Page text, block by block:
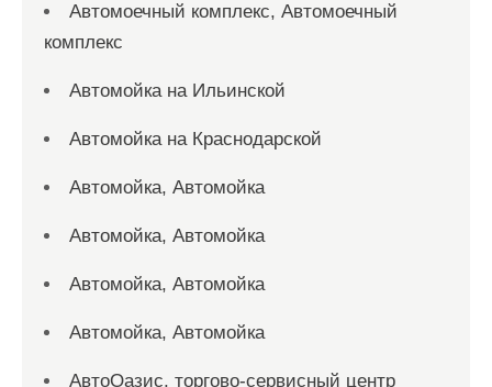
Автомоечный комплекс, Автомоечный
комплекс
Автомойка на Ильинской
Автомойка на Краснодарской
Автомойка, Автомойка
Автомойка, Автомойка
Автомойка, Автомойка
Автомойка, Автомойка
АвтоОазис, торгово-сервисный центр